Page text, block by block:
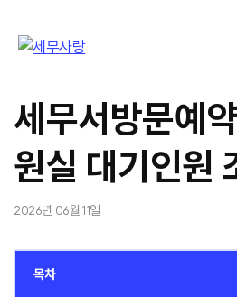
세무서방문예
원실 대기인원
2026년 06월 11일
목차